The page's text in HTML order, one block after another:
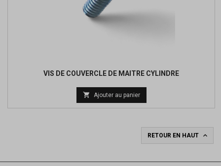
VIS DE COUVERCLE DE MAITRE CYLINDRE
 Ajouter au panier
RETOUR EN HAUT 